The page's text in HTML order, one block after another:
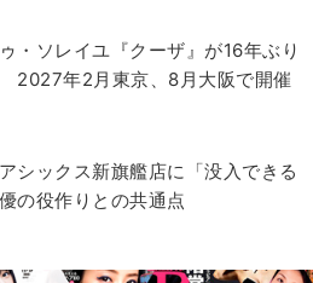
・ソレイユ『クーザ』が16年ぶり
2027年2月東京、8月大阪で開催
シックス新旗艦店に「没入できる
の役作りとの共通点